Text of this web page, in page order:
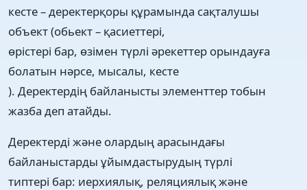
кесте – деректерқоры құрамында сақталушы
объект (обьект – қасиеттері,
өрістері бар, өзімен түрлі әрекеттер орындауға
болатын нәрсе, мысалы, кесте
). Деректердің байланысты элементтер тобын
жазба деп атайды.
Деректерді және олардың арасындағы
байланыстарды ұйымдастырудың түрлі
типтері бар: иерхиялық, реляциялық және